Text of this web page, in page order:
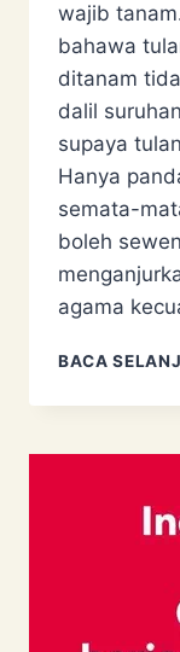
wajib
bahawa
ditanam
dalil
supaya
Hanya
semata-
boleh
agama
BACA